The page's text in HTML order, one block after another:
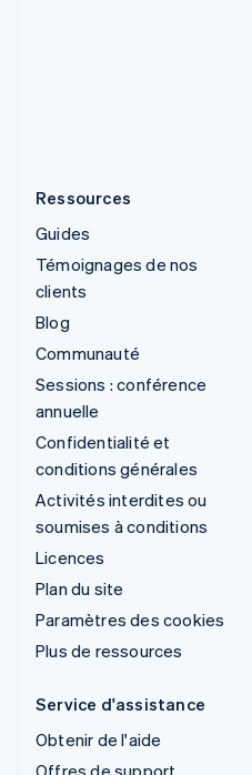
Ressources
Guides
Témoignages de nos
clients
Blog
Communauté
Sessions : conférence
annuelle
Confidentialité et
conditions générales
Activités interdites ou
soumises à conditions
Licences
Plan du site
Paramètres des cookies
Plus de ressources
Service d'assistance
Obtenir de l'aide